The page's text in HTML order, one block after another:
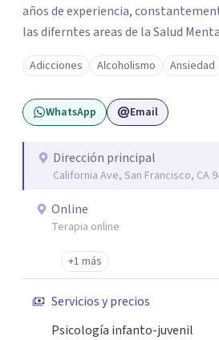
años de experiencia,
las diferntes areas de la Salud
Adicciones Alcoholismo Ansiedad
WhatsApp Email
Dirección principal
California Ave, San Francisco, CA
Online
Terapia online
+1 más
Servicios y precios
Psicología infanto-juvenil